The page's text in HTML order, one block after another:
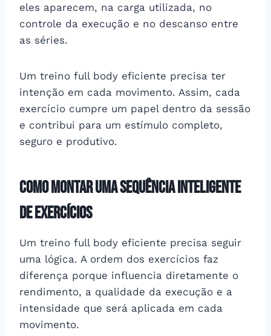
eles aparecem, na carga utilizada, no
controle da execução e no descanso entre
as séries.
Um treino full body eficiente precisa ter
intenção em cada movimento. Assim, cada
exercício cumpre um papel dentro da sessão
e contribui para um estímulo completo,
seguro e produtivo.
Como montar uma sequência inteligente
de exercícios
Um treino full body eficiente precisa seguir
uma lógica. A ordem dos exercícios faz
diferença porque influencia diretamente o
rendimento, a qualidade da execução e a
intensidade que será aplicada em cada
movimento.